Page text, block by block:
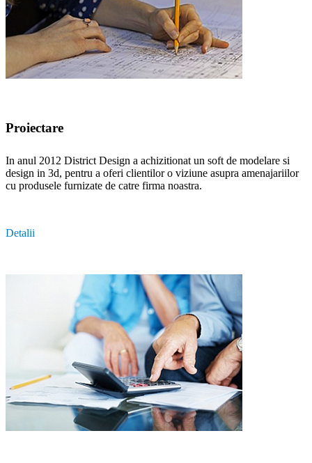
Proiectare
In anul 2012 District Design a achizitionat un soft de modelare si
design in 3d, pentru a oferi clientilor o viziune asupra amenajariilor
cu produsele furnizate de catre firma noastra.
Detalii